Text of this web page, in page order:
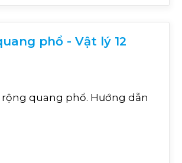
phổ - Vật lý 12
rộng quang phổ. Hướng dẫn